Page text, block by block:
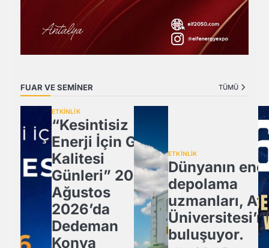
FUAR VE SEMİNER TÜMÜ
ETKİNLİK
“Kesintisiz
Enerji İçin Güç
Kalitesi
Günleri” 20
Ağustos
2026’da
Dedeman
Konya
ETKİNLİK
Dünyanın
depolama
uzmanları,
buluşuyor.